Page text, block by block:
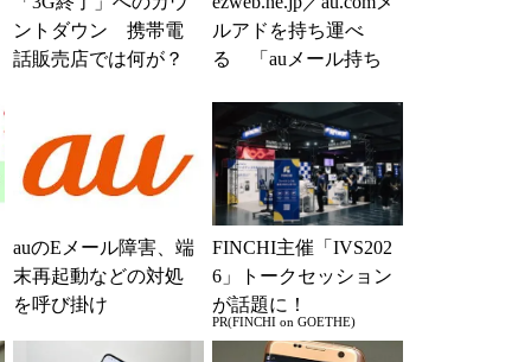
ントダウン 携帯電
話販売店では何が？
ルアドを持ち運べ
る 「auメール持ち
auのEメール障害、端
末再起動などの対処
を呼び掛け
FINCHI主催「IVS202
6」トークセッション
が話題に！
PR(FINCHI on GOETHE)